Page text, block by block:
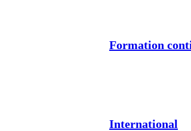
Formation
International